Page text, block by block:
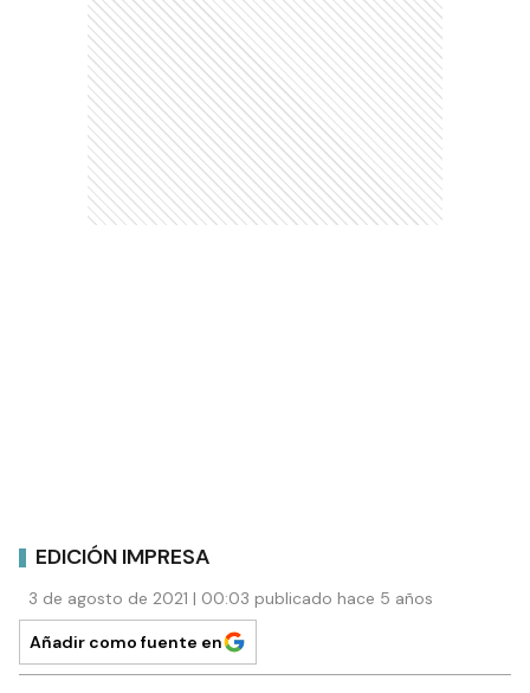
EDICIÓN IMPRESA
3 de agosto de 2021 | 00:03 publicado hace 5 años
Añadir como fuente en